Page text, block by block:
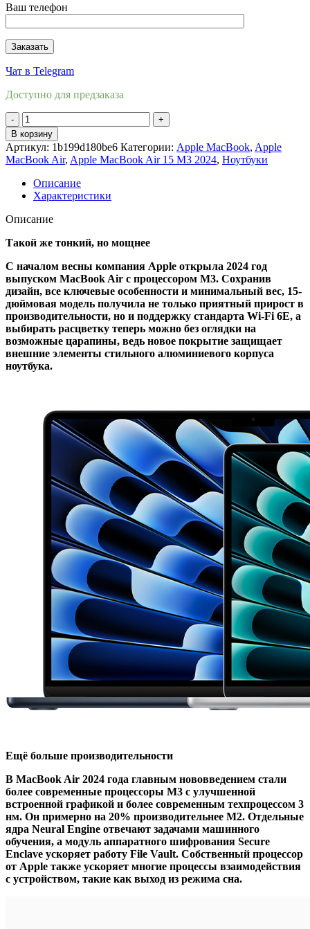
Ваш телефон
Чат в Telegram
Доступно для предзаказа
Количество
товара
Ноутбук
Apple
MacBook
Air
15
M3
Space
(MXD13)
В корзину
Артикул: 1b199d180be6 Категории: Apple MacBook, Apple
MacBook Air, Apple MacBook Air 15 M3 2024, Ноутбуки
Описание
Характеристики
Описание
Такой же тонкий, но мощнее
С началом весны компания Apple открыла 2024 год
выпуском MacBook Air с процессором M3. Сохранив
дизайн, все ключевые особенности и минимальный вес, 15-
дюймовая модель получила не только приятный прирост в
производительности, но и поддержку стандарта Wi-Fi 6E, а
выбирать расцветку теперь можно без оглядки на
возможные царапины, ведь новое покрытие защищает
внешние элементы стильного алюминиевого корпуса
ноутбука.
Ещё больше производительности
В MacBook Air 2024 года главным нововведением стали
более современные процессоры M3 с улучшенной
встроенной графикой и более современным техпроцессом 3
нм. Он примерно на 20% производительнее M2. Отдельные
ядра Neural Engine отвечают задачами машинного
обучения, а модуль аппаратного шифрования Secure
Enclave ускоряет работу File Vault. Собственный процессор
от Apple также ускоряет многие процессы взаимодействия
с устройством, такие как выход из режима сна.